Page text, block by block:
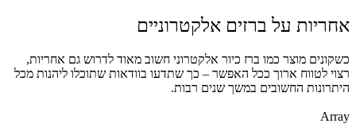
אחריות על ברזים אלקטרוניים
כשקונים מוצר כמו ברז כיור אלקטרוני חשוב מאוד לדרוש גם אחריות,
רצוי לטווח ארוך ככל האפשר – כך שתדעו בוודאות שתוכלו ליהנות מכל
היתרונות החשובים במשך שנים רבות.
Array